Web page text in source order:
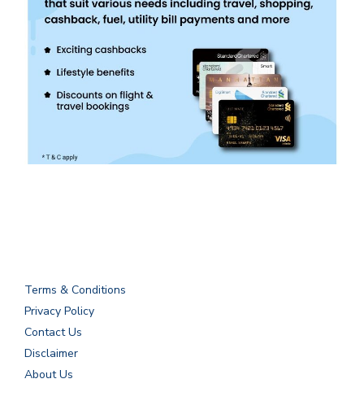
Terms & Conditions
Privacy Policy
Contact Us
Disclaimer
About Us